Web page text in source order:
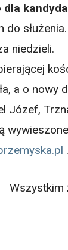
do służenia.
niedzieli.
a o nowy
Józef,
.